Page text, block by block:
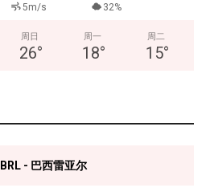
5m/s 32%
周日
26°
周一
18°
周二
15°
BRL - 巴西雷亚尔